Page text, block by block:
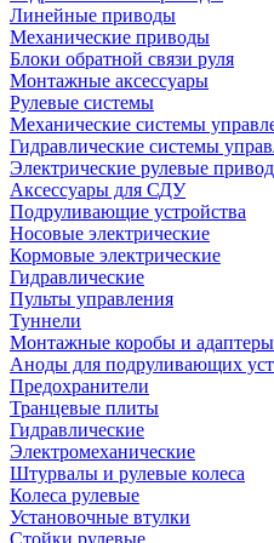
Линейные приводы
Механические приводы
Блоки обратной связи руля
Монтажные аксессуары
Рулевые системы
Механические системы
Гидравлические системы
Электрические рулевые
Аксессуары для СДУ
Подруливающие устройства
Носовые электрические
Кормовые электрические
Гидравлические
Пульты управления
Туннели
Монтажные коробы и адаптеры
Аноды для подруливающих
Предохранители
Транцевые плиты
Гидравлические
Электромеханические
Штурвалы и рулевые колеса
Колеса рулевые
Установочные втулки
Стойки рулевые